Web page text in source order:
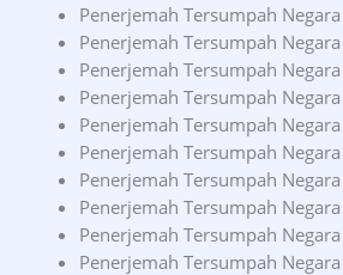
Penerjemah Tersumpah
Penerjemah Tersumpah
Penerjemah Tersumpah
Penerjemah Tersumpah
Penerjemah Tersumpah
Penerjemah Tersumpah
Penerjemah Tersumpah
Penerjemah Tersumpah
Penerjemah Tersumpah
Penerjemah Tersumpah